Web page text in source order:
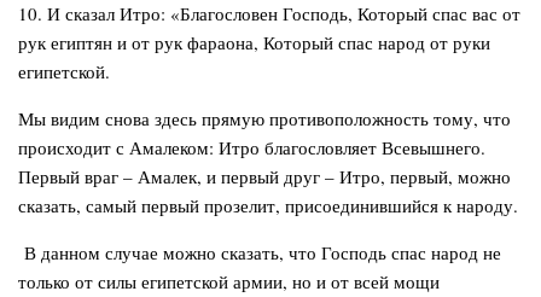
10. И сказал Итро: «Благословен Господь, Который спас вас от
рук египтян и от рук фараона, Который спас народ от руки
египетской.
Мы видим снова здесь прямую противоположность тому, что
происходит с Амалеком: Итро благословляет Всевышнего.
Первый враг – Амалек, и первый друг – Итро, первый, можно
сказать, самый первый прозелит, присоединившийся к народу.
В данном случае можно сказать, что Господь спас народ не
только от силы египетской армии, но и от всей мощи